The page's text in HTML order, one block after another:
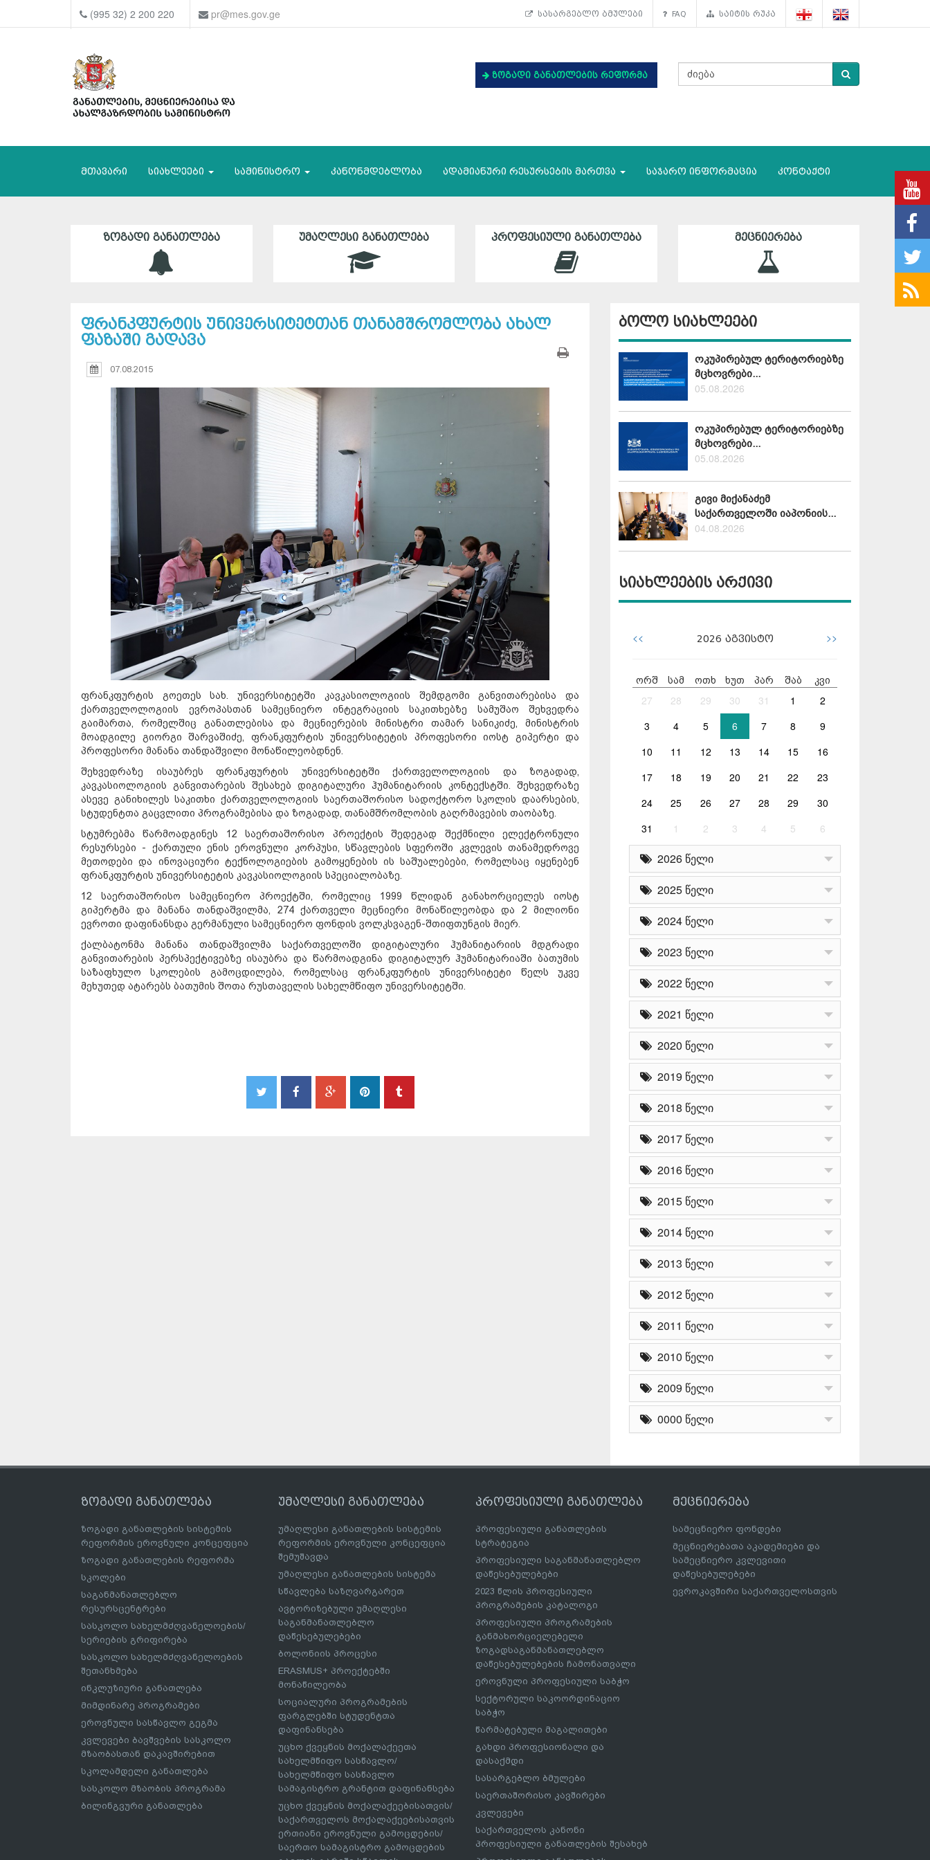
(995 32) 2 200 220 pr@mes.gov.ge სასარგებლო ბმულები FAQ საიტის რუკა
ზოგადი განათლების რეფორმა
მთავარი სიახლეები სამინისტრო კანონმდებლობა ადამიანური რესურსების მართვა საჯარო ინფორმაცია კონტაქტი
ᲖᲝᲒᲐᲓᲘ ᲒᲐᲜᲐᲗᲚᲔᲑᲐ ᲣᲛᲐᲦᲚᲔᲡᲘ ᲒᲐᲜᲐᲗᲚᲔᲑᲐ ᲞᲠᲝᲤᲔᲡᲘᲣᲚᲘ ᲒᲐᲜᲐᲗᲚᲔᲑᲐ ᲛᲔᲪᲜᲘᲔᲠᲔᲑᲐ
ფრანკფურტის უნივერსიტეტთან თანამშრომლობა ახალ
ფაზაში გადავა
07.08.2015
ფრანკფურტის გოეთეს სახ. უნივერსიტეტში კავკასიოლოგიის შემდგომი განვითარებისა და
ქართველოლოგიის ევროპასთან სამეცნიერო ინტეგრაციის საკითხებზე სამუშაო შეხვედრა
გაიმართა, რომელშიც განათლებისა და მეცნიერების მინისტრი თამარ სანიკიძე, მინისტრის
მოადგილე გიორგი შარვაშიძე, ფრანკფურტის უნივერსიტეტის პროფესორი იოსტ გიპერტი და
პროფესორი მანანა თანდაშვილი მონაწილეობდნენ.
შეხვედრაზე ისაუბრეს ფრანკფურტის უნივერსიტეტში ქართველოლოგიის და ზოგადად,
კავკასიოლოგიის განვითარების შესახებ დიგიტალური ჰუმანიტარიის კონტექსტში. შეხვედრაზე
ასევე განიხილეს საკითხი ქართველოლოგიის საერთაშორისო სადოქტორო სკოლის დაარსების,
სტუდენტთა გაცვლითი პროგრამებისა და ზოგადად, თანამშრომლობის გაღრმავების თაობაზე.
სტუმრებმა წარმოადგინეს 12 საერთაშორისო პროექტის შედეგად შექმნილი ელექტრონული
რესურსები - ქართული ენის ეროვნული კორპუსი, სწავლების სფეროში კვლევის თანამედროვე
მეთოდები და ინოვაციური ტექნოლოგიების გამოყენების ის საშუალებები, რომელსაც იყენებენ
ფრანკფურტის უნივერსიტეტის კავკასიოლოგიის სპეციალობაზე.
12 საერთაშორისო სამეცნიერო პროექტში, რომელიც 1999 წლიდან განახორციელეს იოსტ
გიპერტმა და მანანა თანდაშვილმა, 274 ქართველი მეცნიერი მონაწილეობდა და 2 მილიონი
ევროთი დაფინანსდა გერმანული სამეცნიერო ფონდის ვოლკსვაგენ-შთიფთუნგის მიერ.
ქალბატონმა მანანა თანდაშვილმა საქართველოში დიგიტალური ჰუმანიტარიის მდგრადი
განვითარების პერსპექტივებზე ისაუბრა და წარმოადგინა დიგიტალურ ჰუმანიტარიაში ბათუმის
საზაფხულო სკოლების გამოცდილება, რომელსაც ფრანკფურტის უნივერსიტეტი წელს უკვე
მეხუთედ ატარებს ბათუმის შოთა რუსთაველის სახელმწიფო უნივერსიტეტში.
ბოლო სიახლეები
ოკუპირებულ ტერიტორიებზე
მცხოვრები...
05.08.2026
ოკუპირებულ ტერიტორიებზე
მცხოვრები...
05.08.2026
გივი მიქანაძემ
საქართველოში იაპონიის...
04.08.2026
სიახლეების არქივი
<< 2026 აგვისტო >>
ორშ სამ ოთხ ხუთ პარ შაბ კვი
27 28 29 30 31 1
2
3
4 5 6 7 8
9
10
11 12 13 14 15
16
17
18 19 20 21 22
23
24
25 26 27 28 29
30
31
1 2 3 4 5 6
2026 წელი
2025 წელი
2024 წელი
2023 წელი
2022 წელი
2021 წელი
2020 წელი
2019 წელი
2018 წელი
2017 წელი
2016 წელი
2015 წელი
2014 წელი
2013 წელი
2012 წელი
2011 წელი
2010 წელი
2009 წელი
0000 წელი
ზოგადი განათლება
ზოგადი განათლების სისტემის
რეფორმის ეროვნული კონცეფცია
ზოგადი განათლების რეფორმა
სკოლები
საგანმანათლებლო
რესურსცენტრები
სასკოლო სახელმძღვანელოების/
სერიების გრიფირება
სასკოლო სახელმძღვანელოების
შეთანხმება
ინკლუზიური განათლება
მიმდინარე პროგრამები
ეროვნული სასწავლო გეგმა
კვლევები ბავშვების სასკოლო
მზაობასთან დაკავშირებით
სკოლამდელი განათლება
სასკოლო მზაობის პროგრამა
ბილინგვური განათლება
უმაღლესი განათლება
უმაღლესი განათლების სისტემის
რეფორმის ეროვნული კონცეფცია
შემუშავდა
უმაღლესი განათლების სისტემა
სწავლება საზღვარგარეთ
ავტორიზებული უმაღლესი
საგანმანათლებლო
დაწესებულებები
ბოლონიის პროცესი
ERASMUS+ პროექტებში
მონაწილეობა
სოციალური პროგრამების
ფარგლებში სტუდენტთა
დაფინანსება
უცხო ქვეყნის მოქალაქეეთა
სახელმწიფო სასწავლო/
სახელმწიფო სასწავლო
სამაგისტრო გრანტით დაფინანსება
უცხო ქვეყნის მოქალაქეებისათვის/
საქართველოს მოქალაქეებისათვის
ერთიანი ეროვნული გამოცდების/
საერთო სამაგისტრო გამოცდების
პროფესიული განათლება
პროფესიული განათლების
სტრატეგია
პროფესიული საგანმანათლებლო
დაწესებულებები
2023 წლის პროფესიული
პროგრამების კატალოგი
პროფესიული პროგრამების
განმახორციელებელი
ზოგადსაგანმანათლებლო
დაწესებულებების ჩამონათვალი
ეროვნული პროფესიული საბჭო
სექტორული საკოორდინაციო
საბჭო
წარმატებული მაგალითები
გახდი პროფესიონალი და
დასაქმდი
სასარგებლო ბმულები
საერთაშორისო კავშირები
კვლევები
საქართველოს კანონი
პროფესიული განათლების შესახებ
მეცნიერება
სამეცნიერო ფონდები
მეცნიერებათა აკადემიები და
სამეცნიერო კვლევითი
დაწესებულებები
ევროკავშირი საქართველოსთვის